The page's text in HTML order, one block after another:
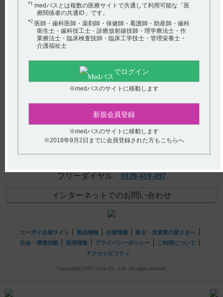
【ケイツーＮ静注】 規制区分について教えてください。
【エクフィナ】 選択的ノルアドレナリン再取り込み阻害
剤と併用できますか？
【エクフィナ】 投与開始時や投与中に必要な検査はあり
【エクフィナ】 悪性症候群の症状と対処法について教え
アンケート:ご意見をお聞かせください
(選択してください)
送信する
*1 medパスとは複数の医療サイトで共通して利用可能な「医
療関係者の共通ID」です。
*2 医師・歯科医師・薬剤師・保健師・看護師・助産師・歯科
衛生士・歯科技工士・診療放射線技師・理学療法士・作
業療法士・臨床検査技師・臨床工学技士・管理栄養士・
介護福祉士
でログイン
※medパスのサイトに移動します
新規会員登録
※medパスのサイトに移動します
※2018年9月2日までに会員登録された方もこちらへ
フリーダイヤル 0120-419-497
インターネットでのお問い合わせ
エーザイ企業サイト 製品情報 企業情報
株主・投資家の皆さまへ
社会・環境活動
採用情報 プライバシーポリシー
ご利用について
アクセシビリティ
Copyright(C) 2017 Eisai Co., Ltd. All rights reserved.